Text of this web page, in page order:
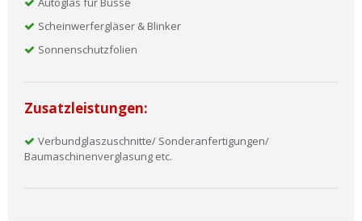
Scheinwerfergläser & Blinker
Sonnenschutzfolien
Zusatzleistungen:
Verbundglaszuschnitte/ Sonderanfertigungen/
Baumaschinenverglasung etc.